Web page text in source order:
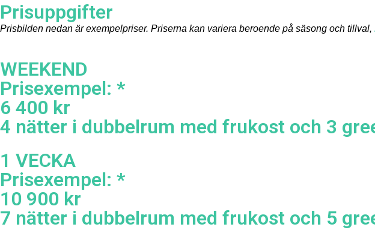
Prisuppgifter
Prisbilden nedan är exempelpriser. Priserna kan variera beroende på säsong och tillval,
WEEKEND
Prisexempel: *
6 400 kr
4 nätter i dubbelrum med frukost och 3
1 VECKA
Prisexempel: *
10 900 kr
7 nätter i dubbelrum med frukost och 5